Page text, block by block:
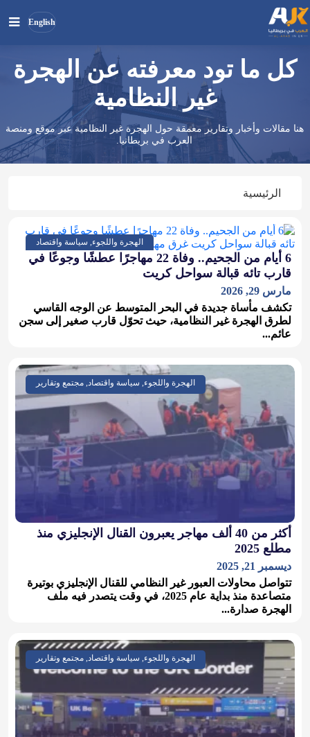
English
ابحث
بحث
كل ما تود معرفته عن الهجرة
غير النظامية
هنا مقالات وأخبار وتقارير معمقة حول الهجرة غير النظامية عبر موقع ومنصة
العرب في بريطانيا.
الرئيسية
الهجرة واللجوء, سياسة واقتصاد
​6 أيام من الجحيم.. وفاة 22 مهاجرًا عطشًا وجوعًا في
قارب تائه قبالة سواحل كريت
مارس 29, 2026
تكشف مأساة جديدة في البحر المتوسط عن الوجه القاسي
لطرق الهجرة غير النظامية، حيث تحوّل قارب صغير إلى سجن
عائم...
الهجرة واللجوء, سياسة واقتصاد, مجتمع وتقارير
أكثر من 40 ألف مهاجر يعبرون القنال الإنجليزي منذ
مطلع 2025
ديسمبر 21, 2025
تتواصل محاولات العبور غير النظامي للقنال الإنجليزي بوتيرة
متصاعدة منذ بداية عام 2025، في وقت يتصدر فيه ملف
الهجرة صدارة...
الهجرة واللجوء, سياسة واقتصاد, مجتمع وتقارير